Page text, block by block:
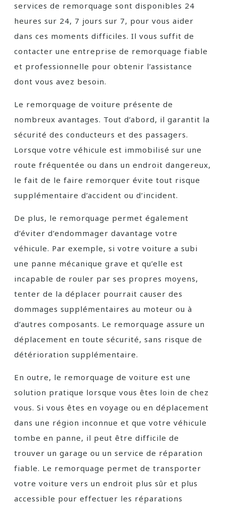
services de remorquage sont disponibles 24
heures sur 24, 7 jours sur 7, pour vous aider
dans ces moments difficiles. Il vous suffit de
contacter une entreprise de remorquage fiable
et professionnelle pour obtenir l’assistance
dont vous avez besoin.
Le remorquage de voiture présente de
nombreux avantages. Tout d’abord, il garantit la
sécurité des conducteurs et des passagers.
Lorsque votre véhicule est immobilisé sur une
route fréquentée ou dans un endroit dangereux,
le fait de le faire remorquer évite tout risque
supplémentaire d’accident ou d’incident.
De plus, le remorquage permet également
d’éviter d’endommager davantage votre
véhicule. Par exemple, si votre voiture a subi
une panne mécanique grave et qu’elle est
incapable de rouler par ses propres moyens,
tenter de la déplacer pourrait causer des
dommages supplémentaires au moteur ou à
d’autres composants. Le remorquage assure un
déplacement en toute sécurité, sans risque de
détérioration supplémentaire.
En outre, le remorquage de voiture est une
solution pratique lorsque vous êtes loin de chez
vous. Si vous êtes en voyage ou en déplacement
dans une région inconnue et que votre véhicule
tombe en panne, il peut être difficile de
trouver un garage ou un service de réparation
fiable. Le remorquage permet de transporter
votre voiture vers un endroit plus sûr et plus
accessible pour effectuer les réparations